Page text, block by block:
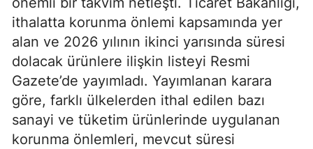
ithalatta korunma önlemi kapsamında yer
alan ve 2026 yılının ikinci yarısında süresi
dolacak ürünlere ilişkin listeyi Resmi
Gazete’de yayımladı. Yayımlanan karara
göre, farklı ülkelerden ithal edilen bazı
sanayi ve tüketim ürünlerinde uygulanan
korunma önlemleri, mevcut süresi